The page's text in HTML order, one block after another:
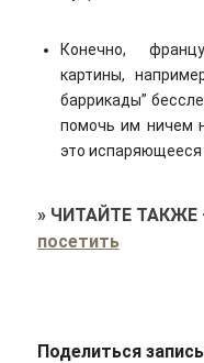
Конечно,
картины,
баррикады”
помочь им ничем
это
» ЧИТАЙТЕ ТАКЖЕ
посетить
Поделиться